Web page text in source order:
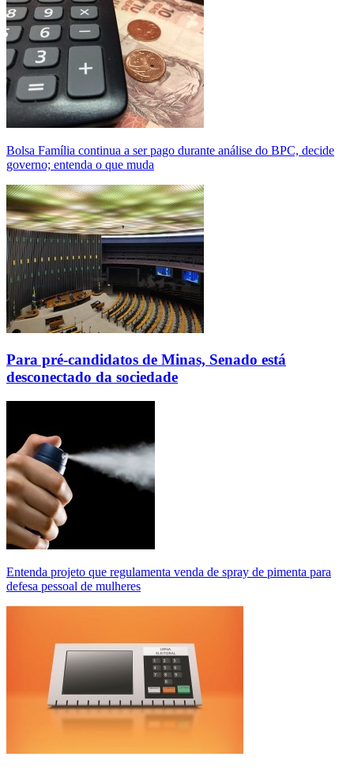
Bolsa Família continua a ser pago durante análise do BPC, decide
governo; entenda o que muda
Para pré-candidatos de Minas, Senado está
desconectado da sociedade
Entenda projeto que regulamenta venda de spray de pimenta para
defesa pessoal de mulheres